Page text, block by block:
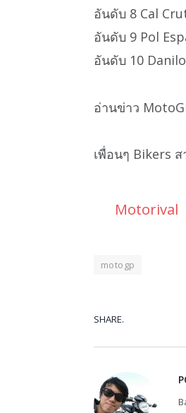
อันดับ 8 Cal
อันดับ 9 Pol
อันดับ 10
อ่านข่าว
เพื่อนๆ Bikers
Motorival
motogp
SHARE.